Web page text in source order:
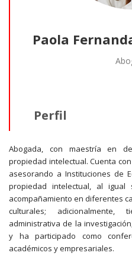
Paola
Perfil
Abogada, con maestría en
propiedad intelectual. Cuenta
asesorando a Instituciones de
propiedad intelectual, al igual
acompañamiento en diferentes
culturales;
administrativa de la
y ha participado como
académicos y empresariales.